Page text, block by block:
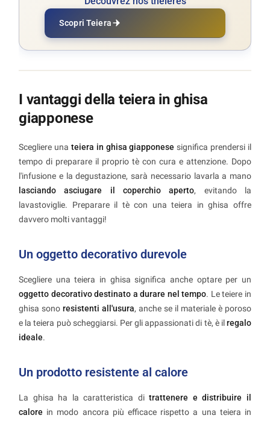
Scopri Teiera
I vantaggi della teiera in ghisa
giapponese
Scegliere una teiera in ghisa giapponese significa prendersi il
tempo di preparare il proprio tè con cura e attenzione. Dopo
l'infusione e la degustazione, sarà necessario lavarla a mano
lasciando asciugare il coperchio aperto, evitando la
lavastoviglie. Preparare il tè con una teiera in ghisa offre
davvero molti vantaggi!
Un oggetto decorativo durevole
Scegliere una teiera in ghisa significa anche optare per un
oggetto decorativo destinato a durare nel tempo. Le teiere in
ghisa sono resistenti all'usura, anche se il materiale è poroso
e la teiera può scheggiarsi. Per gli appassionati di tè, è ilregalo
ideale.
Un prodotto resistente al calore
La ghisa ha la caratteristica ditrattenere e distribuire il
calore in modo ancora più efficace rispetto a una teiera in